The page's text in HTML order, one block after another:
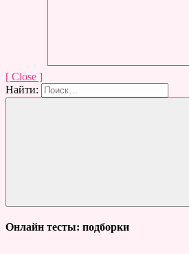
[ Close ]
Найти:
Онлайн тесты: подборки